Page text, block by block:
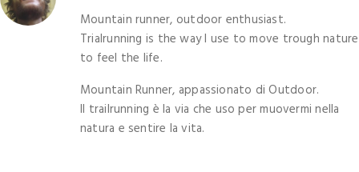
Mountain runner, outdoor enthusiast.
Trialrunning is the way I use to move trough nature
to feel the life.
Mountain Runner, appassionato di Outdoor.
Il trailrunning è la via che uso per muovermi nella
natura e sentire la vita.